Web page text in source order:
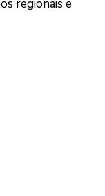
regionais e